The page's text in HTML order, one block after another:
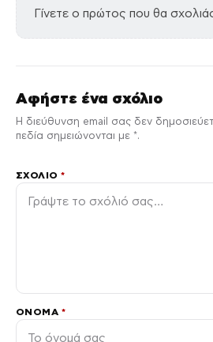
Γίνετε ο πρώτος που θα
Αφήστε ένα σχόλιο
Η διεύθυνση email σας δεν
πεδία σημειώνονται με *.
ΣΧΌΛΙΟ*
ΌΝΟΜΑ *